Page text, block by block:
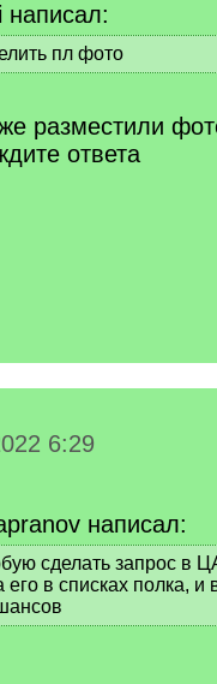
написал:
пл фото
разместили
ответа
6:29
написал:
сделать запрос в
его в списках полка, и